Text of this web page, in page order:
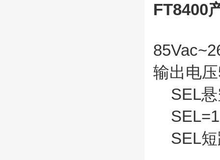
FT8400
输出电
SEL悬
SEL短